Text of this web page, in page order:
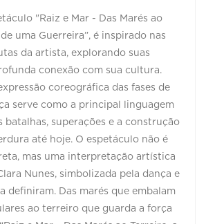
"Raiz e Mar - Das Marés ao
de uma Guerreira”, é inspirado nas
da artista, explorando suas
conexão com sua cultura.
coreográfica das fases de
serve como a principal linguagem
batalhas, superações e a construção
até hoje. O espetáculo não é
mas uma interpretação artística
Nunes, simbolizada pela dança e
definiram. Das marés que embalam
ao terreiro que guarda a força